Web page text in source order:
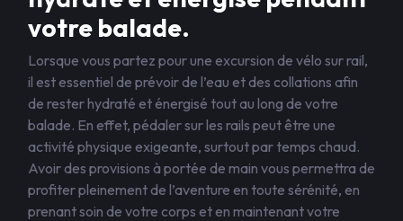
votre balade.
Lorsque vous partez pour une excursion de vélo sur rail,
il est essentiel de prévoir de l’eau et des collations afin
de rester hydraté et énergisé tout au long de votre
balade. En effet, pédaler sur les rails peut être une
activité physique exigeante, surtout par temps chaud.
Avoir des provisions à portée de main vous permettra de
profiter pleinement de l’aventure en toute sérénité, en
prenant soin de votre corps et en maintenant votre